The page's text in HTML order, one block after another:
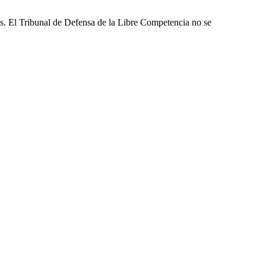
El Tribunal de Defensa de la Libre Competencia no se